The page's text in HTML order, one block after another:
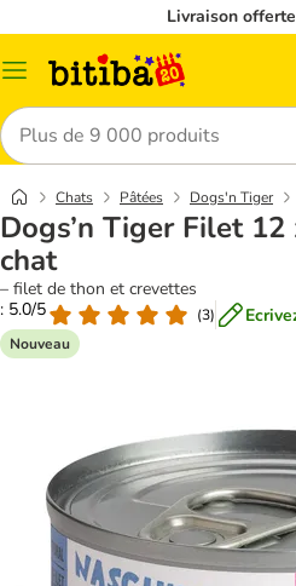
Livraison
Menu
Rechercher
Chats Pâtées Dogs'n Tiger
Dogs’n Tiger Filet
chat
– filet de thon et crevettes
: 5.0/5
(3)
Nouveau